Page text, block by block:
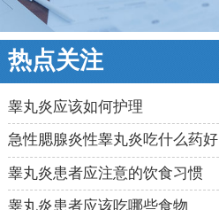
热点关注
睾丸炎应该如何护理
急性腮腺炎性睾丸炎吃什么药好
睾丸炎患者应注意的饮食习惯
睾丸炎患者应该吃哪些食物